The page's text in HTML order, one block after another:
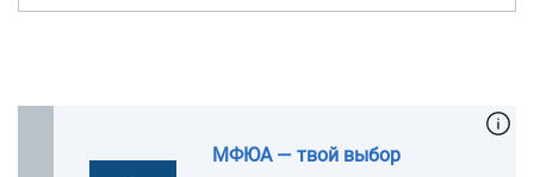
МФЮА — твой выбор